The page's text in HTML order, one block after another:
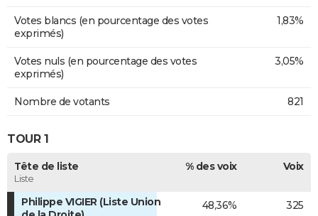
Votes blancs (en pourcentage des votes
exprimés)
1,83%
Votes nuls (en pourcentage des votes
exprimés)
3,05%
Nombre de votants 821
TOUR 1
Tête de liste
Liste
% des voix Voix
Philippe VIGIER (Liste Union
48,36% 325